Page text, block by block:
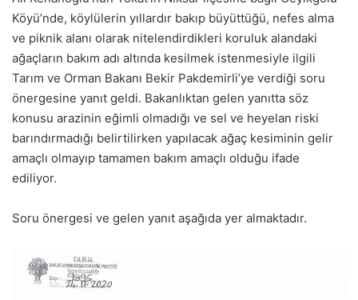
Köyü’nde, köylülerin yıllardır bakıp büyüttüğü, nefes alma
ve piknik alanı olarak nitelendirdikleri koruluk alandaki
ağaçların bakım adı altında kesilmek istenmesiyle ilgili
Tarım ve Orman Bakanı Bekir Pakdemirli’ye verdiği soru
önergesine yanıt geldi. Bakanlıktan gelen yanıtta söz
konusu arazinin eğimli olmadığı ve sel ve heyelan riski
barındırmadığı belirtilirken yapılacak ağaç kesiminin gelir
amaçlı olmayıp tamamen bakım amaçlı olduğu ifade
ediliyor.
Soru önergesi ve gelen yanıt aşağıda yer almaktadır.